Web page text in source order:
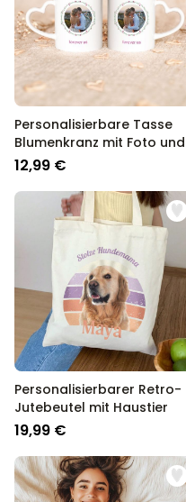
Personalisierbare Tasse
Blumenkranz mit Foto und
Text
12,99 €
Personalisierbarer Retro-
Jutebeutel mit Haustier
19,99 €